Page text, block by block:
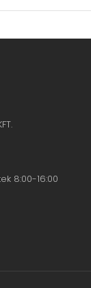
8:00-16:00